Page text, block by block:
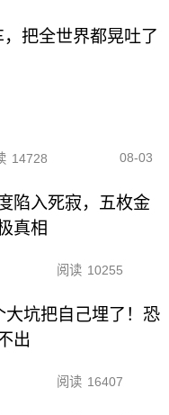
把全世界都晃吐了
14728 08-03
陷入死寂，五枚金
真相
阅读 10255
大坑把自己埋了！恐
出
阅读 16407